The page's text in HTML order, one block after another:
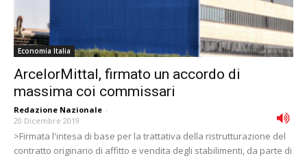
Economia Italia
ArcelorMittal, firmato un accordo di
massima coi commissari
Redazione Nazionale -
20 Dicembre 2019
>Firmata l'intesa di base per la trattativa della ristrutturazione del
contratto originario di affitto e vendita degli stabilimenti, da parte di